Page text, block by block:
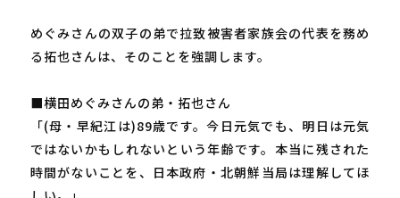
めぐみさんの双子の弟で拉致被害者家族会の代表を務め
る拓也さんは、そのことを強調します。
■横田めぐみさんの弟・拓也さん
「(母・早紀江は)89歳です。今日元気でも、明日は元気
ではないかもしれないという年齢です。本当に残された
時間がないことを、日本政府・北朝鮮当局は理解してほ